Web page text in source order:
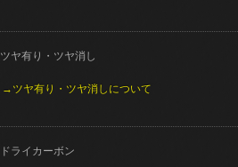
ツヤ有り・ツヤ消し
→ツヤ有り・ツヤ消しについて
ドライカーボン